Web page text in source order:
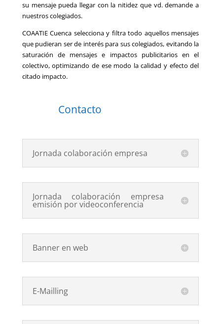
su mensaje pueda llegar con la nitidez que vd. demande a
nuestros colegiados.
COAATIE Cuenca selecciona y filtra todo aquellos mensajes
que pudieran ser de interés para sus colegiados, evitando la
saturación de mensajes e impactos publicitarios en el
colectivo, optimizando de ese modo la calidad y efecto del
citado impacto.
Contacto
Jornada colaboración empresa
Jornada colaboración empresa
emisión por videoconferencia
Banner en web
E-Mailling